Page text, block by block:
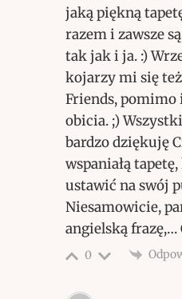
jaką piękną
razem i zawsze
tak jak i ja. :)
kojarzy mi się
Friends,
obicia. ;)
bardzo dziękuję
wspaniałą
ustawić na swój
Niesamowicie,
angielską frazę,…
0